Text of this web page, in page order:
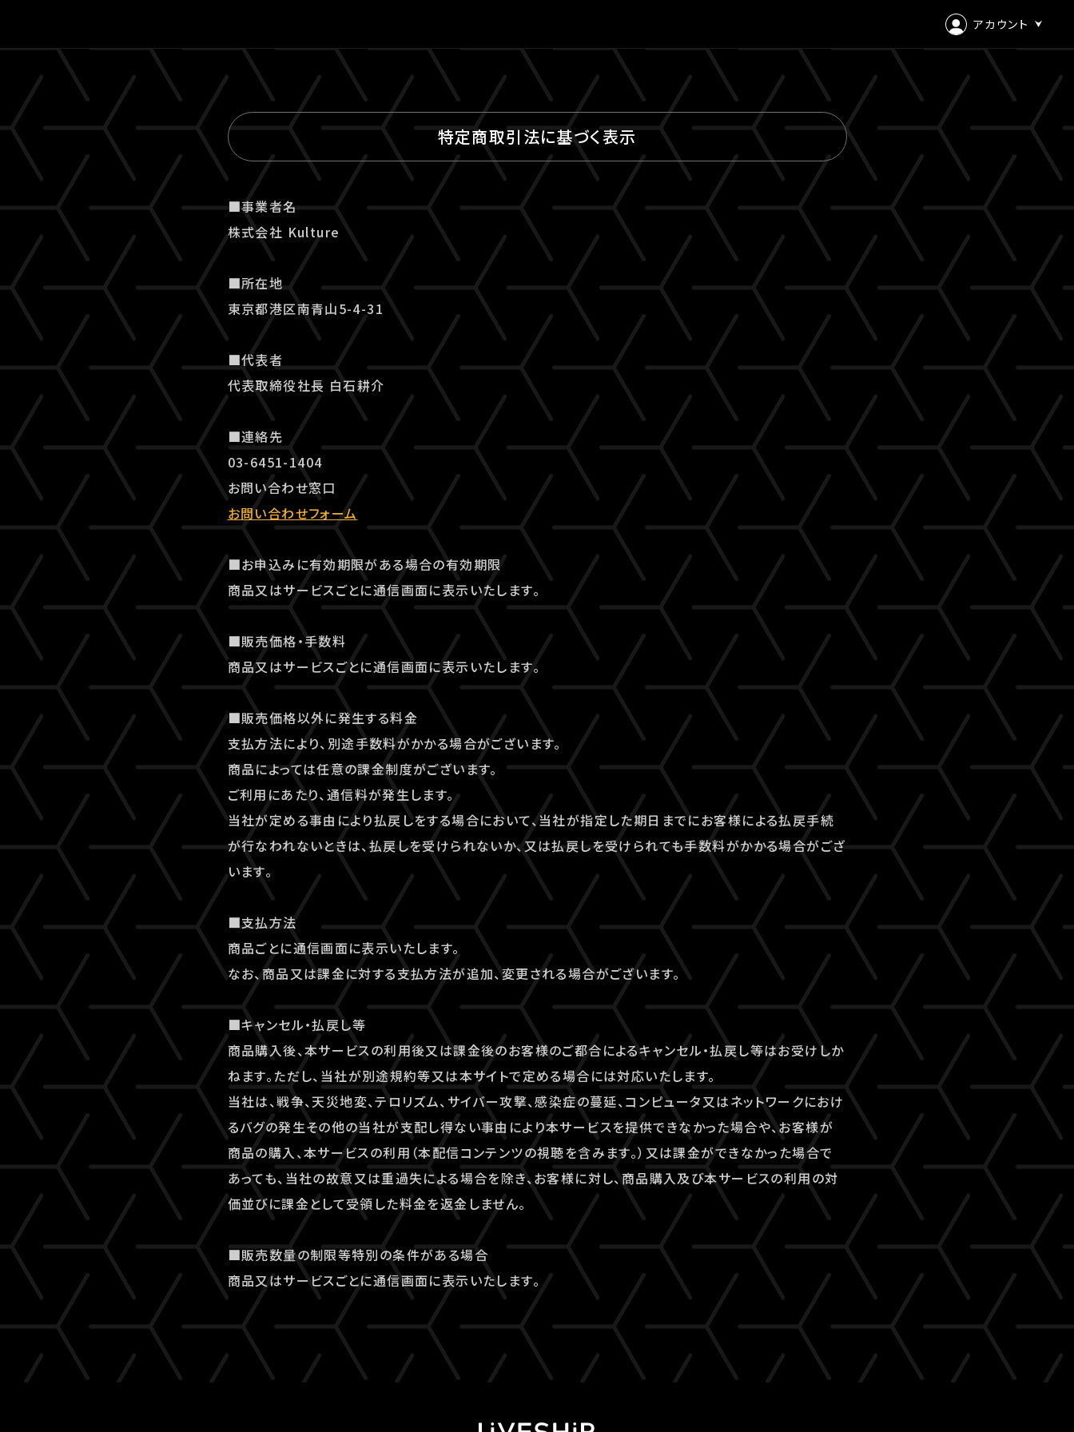
アカウント
ログイン
会員登録
特定商取引法に基づく表示
■事業者名
株式会社 Kulture
■所在地
東京都港区南青山5-4-31
■代表者
代表取締役社長 白石耕介
■連絡先
03-6451-1404
お問い合わせ窓口
お問い合わせフォーム
■お申込みに有効期限がある場合の有効期限
商品又はサービスごとに通信画面に表示いたします。
■販売価格・手数料
商品又はサービスごとに通信画面に表示いたします。
■販売価格以外に発生する料金
支払方法により、別途手数料がかかる場合がございます。
商品によっては任意の課金制度がございます。
ご利用にあたり、通信料が発生します。
当社が定める事由により払戻しをする場合において、当社が指定した期日までにお客様による払戻手続
が行なわれないときは、払戻しを受けられないか、又は払戻しを受けられても手数料がかかる場合がござ
います。
■支払方法
商品ごとに通信画面に表示いたします。
なお、商品又は課金に対する支払方法が追加、変更される場合がございます。
■キャンセル・払戻し等
商品購入後、本サービスの利用後又は課金後のお客様のご都合によるキャンセル・払戻し等はお受けしか
ねます。ただし、当社が別途規約等又は本サイトで定める場合には対応いたします。
当社は、戦争、天災地変、テロリズム、サイバー攻撃、感染症の蔓延、コンピュータ又はネットワークにおけ
るバグの発生その他の当社が支配し得ない事由により本サービスを提供できなかった場合や、お客様が
商品の購入、本サービスの利用（本配信コンテンツの視聴を含みます。）又は課金ができなかった場合で
あっても、当社の故意又は重過失による場合を除き、お客様に対し、商品購入及び本サービスの利用の対
価並びに課金として受領した料金を返金しません。
■販売数量の制限等特別の条件がある場合
商品又はサービスごとに通信画面に表示いたします。